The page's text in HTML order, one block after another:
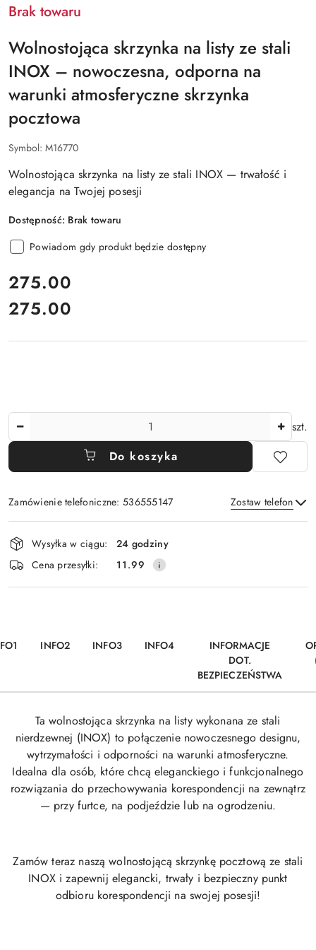
Brak towaru
Wolnostojąca skrzynka na listy ze stali
INOX – nowoczesna, odporna na
warunki atmosferyczne skrzynka
pocztowa
Symbol: M16770
Wolnostojąca skrzynka na listy ze stali INOX — trwałość i
elegancja na Twojej posesji
Dostępność: Brak towaru
Powiadom gdy produkt będzie dostępny
cena:
275.00
Cena:
275.00
szt.
Do koszyka
Zamówienie telefoniczne: 536555147 Zostaw telefon
Wyślij
Dostępność
i
dostawa
Wysyłka w ciągu:
24 godziny
Cena przesyłki:
11.99
INFO2 INFO3 INFO4
INFORMACJE
DOT.
BEZPIECZEŃSTWA
Ta wolnostojąca skrzynka na listy wykonana ze stali
nierdzewnej (INOX) to połączenie nowoczesnego designu,
wytrzymałości i odporności na warunki atmosferyczne.
Idealna dla osób, które chcą eleganckiego i funkcjonalnego
rozwiązania do przechowywania korespondencji na zewnątrz
— przy furtce, na podjeździe lub na ogrodzeniu.
Zamów teraz naszą wolnostojącą skrzynkę pocztową ze stali
INOX i zapewnij elegancki, trwały i bezpieczny punkt
odbioru korespondencji na swojej posesji!